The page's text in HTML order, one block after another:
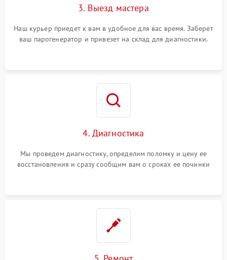
3. Выезд мастера
Наш курьер приедет к вам в удобное для вас время. Заберет
ваш парогенератор и привезет на склад для диагностики.
4. Диагностика
Мы проведем диагностику, определим поломку и цену ее
восстановления и сразу сообщим вам о сроках ее починки